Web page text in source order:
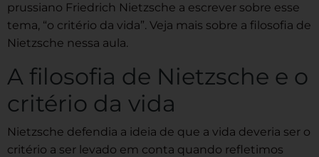
prussiano Friedrich Nietzsche a escrever sobre esse
tema, “o critério da vida”. Veja mais sobre a filosofia de
Nietzsche nessa aula.
A filosofia de Nietzsche e o
critério da vida
Nietzsche defendia a ideia de que a vida deveria ser o
critério a ser levado em conta quando refletimos